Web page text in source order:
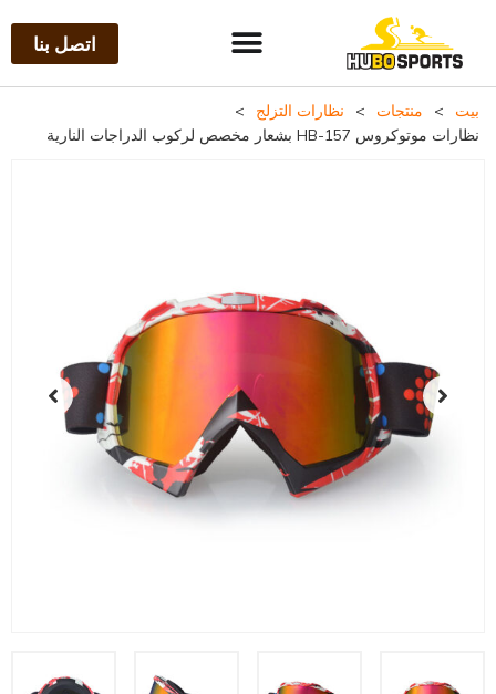
اتصل بنا
بيت > منتجات > نظارات التزلج
>
نظارات موتوكروس HB-157 بشعار مخصص لركوب الدراجات النارية